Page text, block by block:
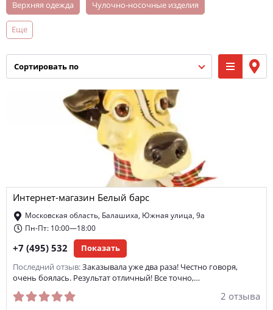
верхняя одежда чулочно-носочные изделия
нижнее белье
рюкзаки спорт
спецодежда и средство индивидуальной защиты
трикотажные изделия ювелирные украшения, бижутерия
купальники джинсовая одежда
девочки футболки
интернет-магазин одежды секонд-хенд термобелье
домашняя одежда меховые и кожаные изделия
браслеты мужская верхняя одежда
форма для охранника
спортивная обувь одежда для беременных
Еще
сортировать по
Интернет-магазин Белый барс
Московская область, Балашиха, Южная улица, 9а
Пн-Пт: 10:00—18:00
+7 (495) 532 Показать
Последний отзыв: Заказывала уже два раза! Честно говоря,
очень боялась. Результат отличный! Все точно,…
2 отзыва